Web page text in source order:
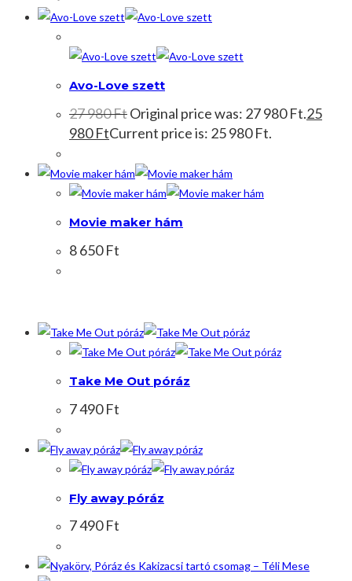
Avo-Love szett
27 980FtOriginal price was: 27 980 Ft.25
980FtCurrent price is: 25 980 Ft.
Movie maker hám
8 650Ft
Take Me Out póráz
7 490Ft
Fly away póráz
7 490Ft